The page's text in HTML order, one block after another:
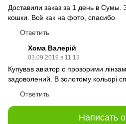
Доставили заказ за 1 день в Сумы.
кошки. Всё как на фото, спасибо
Ответить
Хома Валерій
03.09.2019 в 11:13
Купував авіатор с прозорими
задоволений. В золотому кольорі
Ответить
Написать